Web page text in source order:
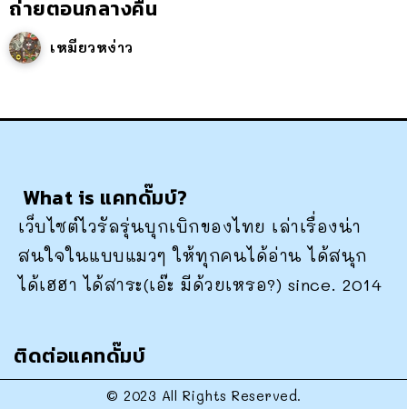
ถ่ายตอนกลางคืน
เหมียวหง่าว
What is แคทดั๊มบ์?
เว็บไซต์ไวรัลรุ่นบุกเบิกของไทย เล่าเรื่องน่า
สนใจในแบบแมวๆ ให้ทุกคนได้อ่าน ได้สนุก
ได้เฮฮา ได้สาระ(เอ๊ะ มีด้วยเหรอ?) since. 2014
ติดต่อแคทดั๊มบ์
© 2023 All Rights Reserved.